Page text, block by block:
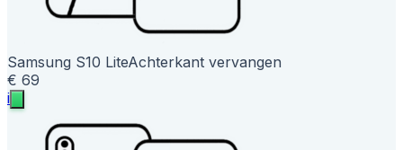
Samsung S10 LiteAchterkant vervangen
€ 69
i